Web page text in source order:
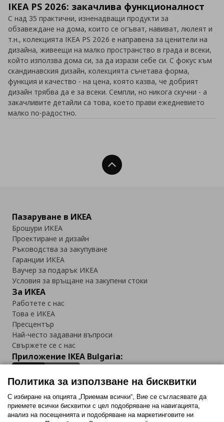
IKEA PS 2026: закачлива функционалност
С над 35 практични, изненадващи продукти за
обзавеждане на дома, които се огъват, навиват, люлеят и
т.н., колекцията IKEA PS 2026 е направена за ценители на
дизайна, живеещи на малко пространство в града и всеки,
който използва дома си, за да изрази себе си. С фокус към
скандинавския дизайн, колекцията съчетава форма,
функция и качество - на цена, която казва, че добрият
дизайн трябва да е за всеки. Семпли, но никога скучни - а
закачливите детайли са това, което прави ежедневието
малко по-радостно.
Нагоре
Пазаруване в ИКЕА
Брошури ИКЕА
Проектиране и дизайн
Ръководства за закупуване
Гаранции ИКЕА
Ваучер за подарък ИКЕА
Условия за връщане на закупени стоки
За ИКЕА
Работете с нас
Това е ИКЕА
Пресцентър
Най-често задавани въпроси
Свържете се с нас
Приложение IKEA Bulgaria:
Последвайте ни:
Политика за използване на бисквитки
С избиране на опцията „Приемам всички“, Вие се съгласявате да
приемете всички бисквитки с цел подобряване на навигацията,
анализ на посещенията и подобряване на маркетинговите ни